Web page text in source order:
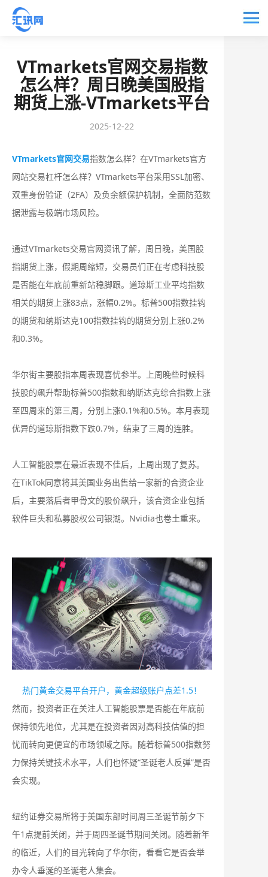
VTmarkets官网交易指数
怎么样？周日晚美国股指
期货上涨-VTmarkets平台
2025-12-22
VTmarkets官网交易指数怎么样？在VTmarkets官方
网站交易杠杆怎么样？‌‌VTmarkets平台采用SSL加密、
双重身份验证（2FA）及负余额保护机制，全面防范数
据泄露与极端市场风险。
通过VTmarkets交易官网资讯了解，周日晚，美国股
指期货上涨，假期周缩短，交易员们正在考虑科技股
是否能在年底前重新站稳脚跟。道琼斯工业平均指数
相关的期货上涨83点，涨幅0.2%。标普500指数挂钩
的期货和纳斯达克100指数挂钩的期货分别上涨0.2%
和0.3%。
华尔街主要股指本周表现喜忧参半。上周晚些时候科
技股的飙升帮助标普500指数和纳斯达克综合指数上涨
至四周来的第三周，分别上涨0.1%和0.5%。本月表现
优异的道琼斯指数下跌0.7%，结束了三周的连胜。
人工智能股票在最近表现不佳后，上周出现了复苏。
在TikTok同意将其美国业务出售给一家新的合资企业
后，主要落后者甲骨文的股价飙升，该合资企业包括
软件巨头和私募股权公司银湖。Nvidia也卷土重来。
热门黄金交易平台开户，黄金超级账户点差1.5！
然而，投资者正在关注人工智能股票是否能在年底前
保持领先地位，尤其是在投资者因对高科技估值的担
忧而转向更便宜的市场领域之际。随着标普500指数努
力保持关键技术水平，人们也怀疑“圣诞老人反弹”是否
会实现。
纽约证券交易所将于美国东部时间周三圣诞节前夕下
午1点提前关闭，并于周四圣诞节期间关闭。随着新年
的临近，人们的目光转向了华尔街，看看它是否会举
办令人垂涎的圣诞老人集会。